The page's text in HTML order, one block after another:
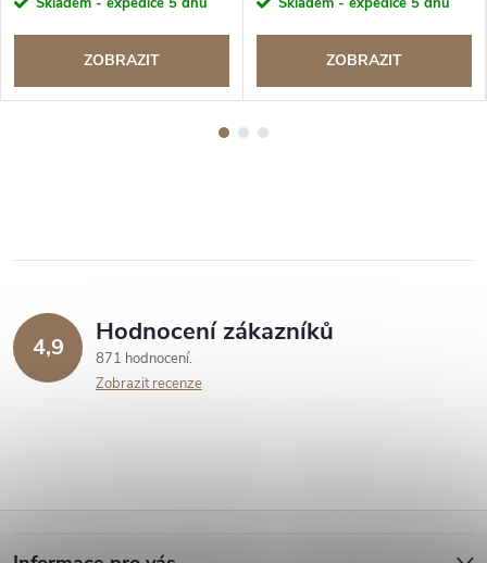
ZOBRAZIT ZOBRAZIT
4,9 Hodnocení zákazníků
871 hodnocení
Zobrazit recenze